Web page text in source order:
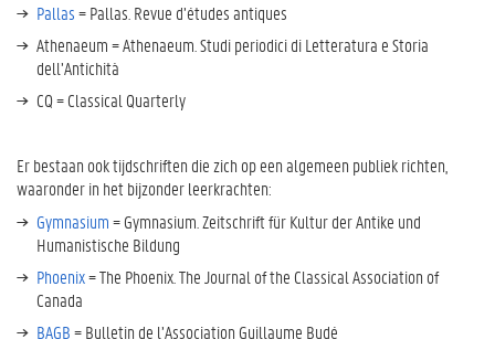
Pallas= Pallas. Revue d’études antiques
Athenaeum = Athenaeum. Studi periodici di Letteratura e Storia
dell’Antichità
CQ = Classical Quarterly
Er bestaan ook tijdschriften die zich op een algemeen publiek richten,
waaronder in het bijzonder leerkrachten:
Gymnasium= Gymnasium. Zeitschrift für Kultur der Antike und
Humanistische Bildung
Phoenix= The Phoenix. The Journal of the Classical Association of
Canada
BAGB= Bulletin de l’Association Guillaume Budé